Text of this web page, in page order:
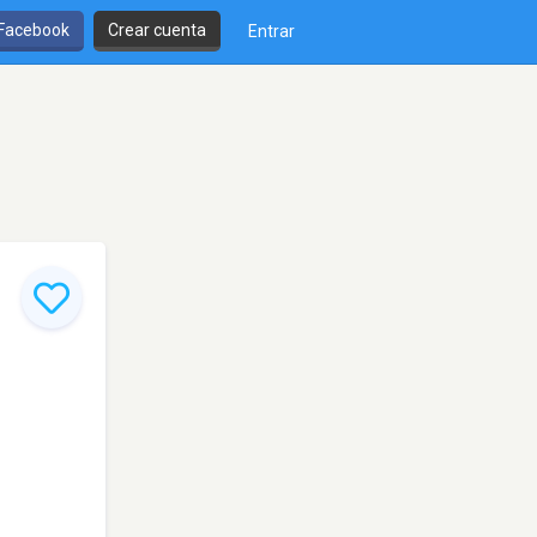
Crear cuenta Entrar